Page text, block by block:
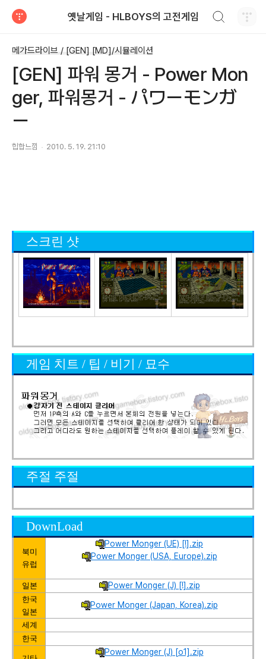
옛날게임 - HLBOYS의 고전게임
메가드라이브 / [GEN] [MD]/시뮬레이션
[GEN] 파워 몽거 - Power Mon
ger, 파워몽거 - パワーモンガ
ー
힙합느낌 2010. 5. 19. 21:10
스크린 샷
게임 치트 / 팁 / 비기 / 묘수
주절 주절
DownLoad
북미
유럽
Power Monger (UE) [!].zip
Power Monger (USA, Europe).zip
일본 Power Monger (J) [!].zip
한국
일본
Power Monger (Japan, Korea).zip
세계
한국
Power Monger (J) [o1].zip